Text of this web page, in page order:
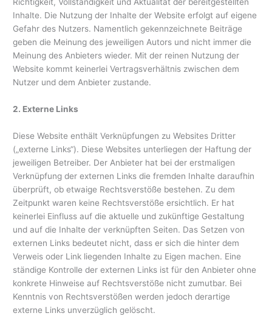
Inhalte. Die Nutzung der Inhalte der Website erfolgt auf eigene
Gefahr des Nutzers. Namentlich gekennzeichnete Beiträge
geben die Meinung des jeweiligen Autors und nicht immer die
Meinung des Anbieters wieder. Mit der reinen Nutzung der
Website kommt keinerlei Vertragsverhältnis zwischen dem
Nutzer und dem Anbieter zustande.
2. Externe Links
Diese Website enthält Verknüpfungen zu Websites Dritter
(„externe Links“). Diese Websites unterliegen der Haftung der
jeweiligen Betreiber. Der Anbieter hat bei der erstmaligen
Verknüpfung der externen Links die fremden Inhalte daraufhin
überprüft, ob etwaige Rechtsverstöße bestehen. Zu dem
Zeitpunkt waren keine Rechtsverstöße ersichtlich. Er hat
keinerlei Einfluss auf die aktuelle und zukünftige Gestaltung
und auf die Inhalte der verknüpften Seiten. Das Setzen von
externen Links bedeutet nicht, dass er sich die hinter dem
Verweis oder Link liegenden Inhalte zu Eigen machen. Eine
ständige Kontrolle der externen Links ist für den Anbieter ohne
konkrete Hinweise auf Rechtsverstöße nicht zumutbar. Bei
Kenntnis von Rechtsverstößen werden jedoch derartige
externe Links unverzüglich gelöscht.